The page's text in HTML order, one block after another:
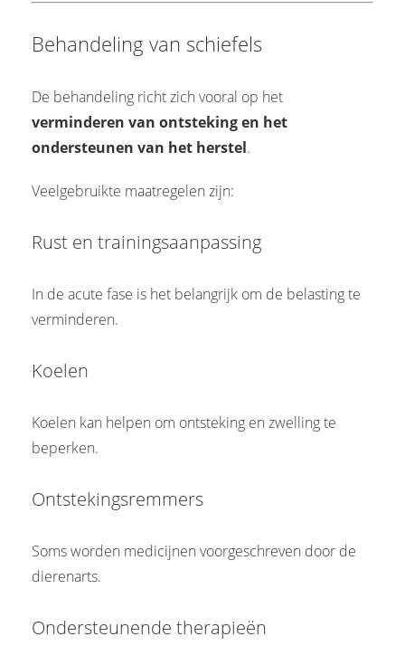
Behandeling van schiefels
De behandeling richt zich vooral op het
verminderen van ontsteking en het
ondersteunen van het herstel.
Veelgebruikte maatregelen zijn:
Rust en trainingsaanpassing
In de acute fase is het belangrijk om de belasting te
verminderen.
Koelen
Koelen kan helpen om ontsteking en zwelling te
beperken.
Ontstekingsremmers
Soms worden medicijnen voorgeschreven door de
dierenarts.
Ondersteunende therapieën